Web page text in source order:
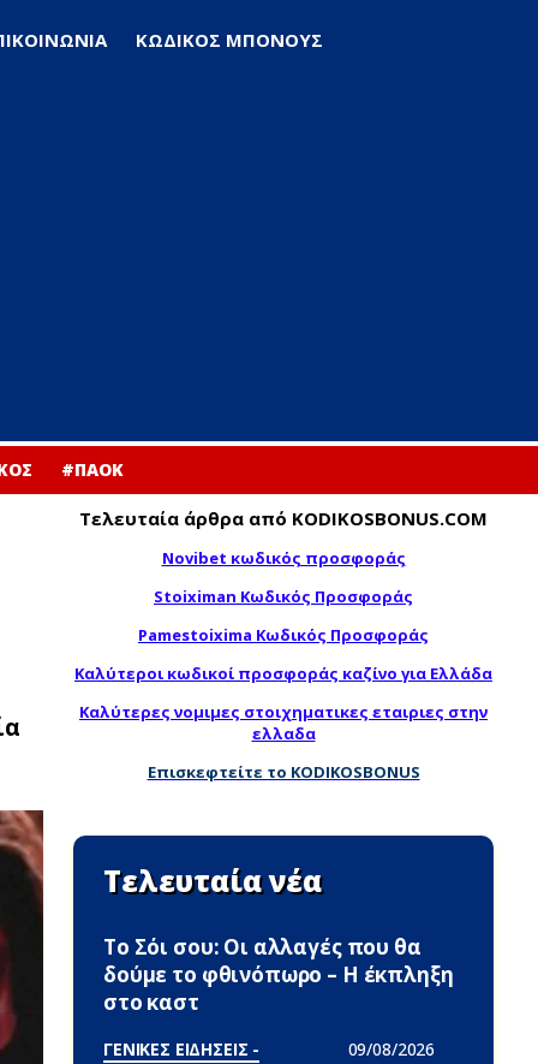
ΚΩΔΙΚΟΣ ΜΠΟΝΟΥΣ
#ΠΑΟΚ
Τελευταία άρθρα από KODIKOSBONUS.COM
Novibet κωδικός προσφοράς
Stoiximan Κωδικός Προσφοράς
Pamestoixima Κωδικός Προσφοράς
Καλύτεροι κωδικοί προσφοράς καζίνο για Ελλάδα
Καλύτερες νομιμες στοιχηματικες εταιριες στην
ελλαδα
Επισκεφτείτε το KODIKOSBONUS
Τελευταία νέα
Το Σόι σου: Οι αλλαγές που θα
δούμε το φθινόπωρο – Η έκπληξη
στο καστ
ΓΕΝΙΚΕΣ ΕΙΔΗΣΕΙΣ -
09/08/2026